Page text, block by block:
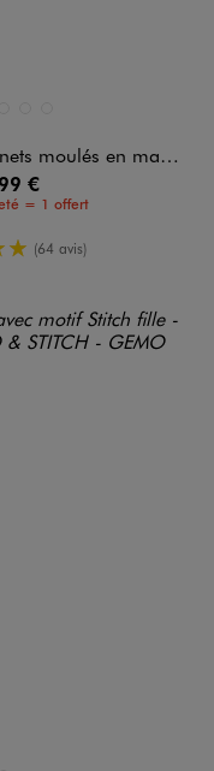
en maille côtelée fille
€
= 1 offert
moyenne
(64 avis)